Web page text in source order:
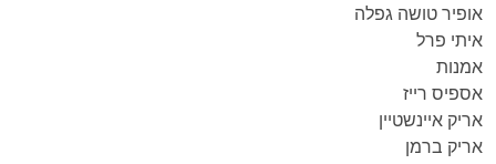
אופיר טושה גפלה
איתי פרל
אמנות
אספיס רייז
אריק איינשטיין
אריק ברמן